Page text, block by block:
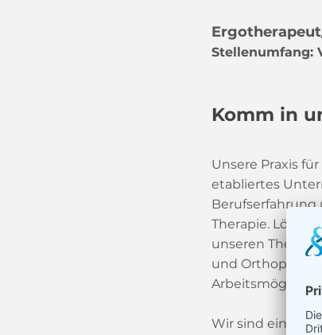
Stellenumfang:
Komm in
Unsere Praxis
etabliertes
Therapie.
unseren
und Orthopädie
Wir sind ein